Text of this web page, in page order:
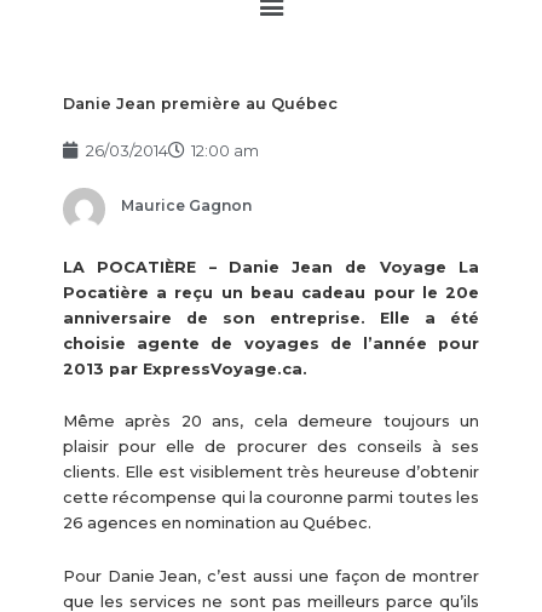
Danie Jean première au Québec
26/03/2014 12:00 am
Maurice Gagnon
LA POCATIÈRE – Danie Jean de Voyage La
Pocatière a reçu un beau cadeau pour le 20e
anniversaire de son entreprise. Elle a été
choisie agente de voyages de l’année pour
2013 par ExpressVoyage.ca.
Même après 20 ans, cela demeure toujours un
plaisir pour elle de procurer des conseils à ses
clients. Elle est visiblement très heureuse d’obtenir
cette récompense qui la couronne parmi toutes les
26 agences en nomination au Québec.
Pour Danie Jean, c’est aussi une façon de montrer
que les services ne sont pas meilleurs parce qu’ils